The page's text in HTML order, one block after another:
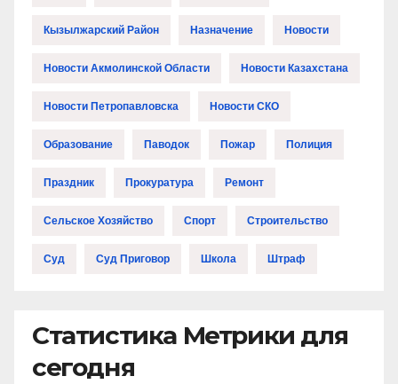
Кызылжарский Район Назначение Новости
Новости Акмолинской Области Новости Казахстана
Новости Петропавловска Новости СКО
Образование Паводок Пожар Полиция
Праздник Прокуратура Ремонт
Сельское Хозяйство Спорт Строительство
Суд Суд Приговор Школа Штраф
Статистика Метрики для
сегодня